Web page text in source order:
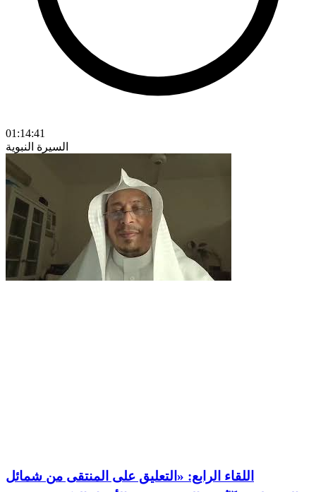
01:14:41
السيرة النبوية
اللقاء الرابع: «التعليق على المنتقى من شمائل